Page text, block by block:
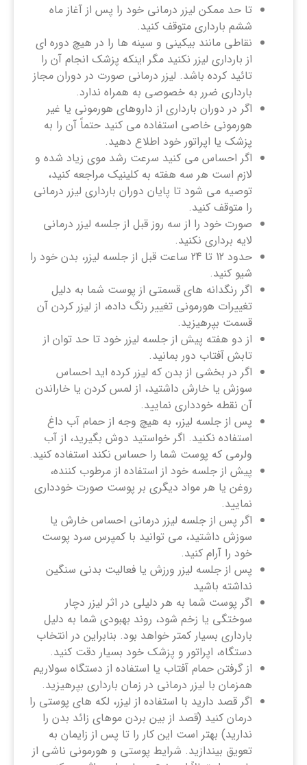
تا حد ممکن لیزر درمانی خود را پس از آغاز ماه
ششم بارداری متوقف کنید.
نقاطی مانند بیکینی و سینه ها را در هیچ دوره ای
از بارداری لیزر نکنید مگر اینکه پزشک انجام آن را
تائید کرده باشد. لیزر درمانی صورت در دوران مجاز
بارداری ضرر به خصوصی به همراه ندارد.
اگر در دوران بارداری از داروهای هورمونی یا غیر
هورمونی خاصی استفاده می کنید حتماً آن را به
پزشک یا اپراتور خود اطلاع دهید.
اگر احساس می کنید سرعت رشد موی زیاد شده و
لازم است هر سه هفته به کلینیک مراجعه کنید،
توصیه می شود تا پایان دوران بارداری لیزر درمانی
را متوقف کنید.
صورت خود را از سه روز قبل از جلسه لیزر درمانی
لایه برداری نکنید.
حدود 12 تا 24 ساعت قبل از جلسه لیزر، بدن خود را
شیو کنید.
اگر رنگدانه های قسمتی از پوست شما به دلیل
تغییرات هورمونی تغییر رنگ داده، از لیزر کردن آن
قسمت بپرهیزید.
از دو هفته پیش از جلسه لیزر خود تا حد توان از
تابش آفتاب دور بمانید.
اگر در بخشی از بدن که لیزر کرده اید احساس
سوزش یا خارش داشتید، از لمس کردن یا خاراندن
آن نقطه خودداری نمایید.
پس از جلسه لیزر، به هیچ وجه از حمام آب داغ
استفاده نکنید. اگر خواستید دوش بگیرید، از آب
ولرمی که پوست شما را حساس نکند استفاده کنید.
پیش از جلسه خود از استفاده از مرطوب کننده،
روغن یا هر مواد دیگری بر پوست صورت خودداری
نمایید.
اگر پس از جلسه لیزر درمانی احساس خارش یا
سوزش داشتید، می توانید با کمپرس سرد پوست
خود را آرام کنید.
پس از جلسه لیزر ورزش یا فعالیت بدنی سنگین
نداشته باشید
اگر پوست شما به هر دلیلی در اثر لیزر دچار
سوختگی یا زخم شود، روند بهبودی شما به دلیل
بارداری بسیار کمتر خواهد بود. بنابراین در انتخاب
دستگاه، اپراتور و پزشک خود بسیار دقت کنید.
از گرفتن حمام آفتاب یا استفاده از دستگاه سولاریم
همزمان با لیزر درمانی در زمان بارداری بپرهیزید.
اگر قصد دارید با استفاده از لیزر، لکه های پوستی را
درمان کنید (قصد از بین بردن موهای زائد بدن را
ندارید) بهتر است این کار را تا پس از زایمان به
تعویق بیندازید. شرایط پوستی و هورمونی ناشی از